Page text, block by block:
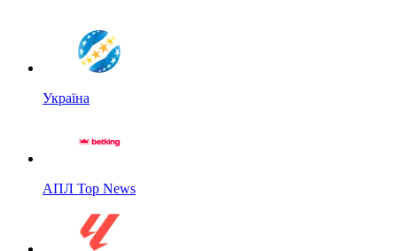
Україна
АПЛ Top News